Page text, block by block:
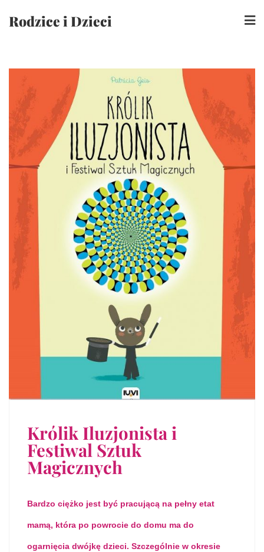
Rodzice i Dzieci
Królik Iluzjonista i
Festiwal Sztuk
Magicznych
Bardzo ciężko jest być pracującą na pełny etat
mamą, która po powrocie do domu ma do
ogarnięcia dwójkę dzieci. Szczególnie w okresie